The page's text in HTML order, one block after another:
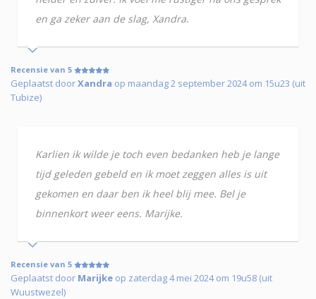
en ga zeker aan de slag, Xandra.
Recensie van 5
Geplaatst doorXandra op maandag 2 september 2024 om 15u23 (uit
Tubize)
Karlien ik wilde je toch even bedanken heb je lange
tijd geleden gebeld en ik moet zeggen alles is uit
gekomen en daar ben ik heel blij mee. Bel je
binnenkort weer eens. Marijke.
Recensie van 5
Geplaatst door Marijke op zaterdag 4 mei 2024 om 19u58 (uit
Wuustwezel)